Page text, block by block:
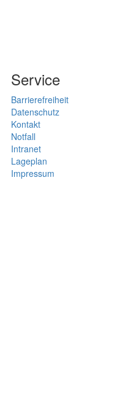
Service
Barrierefreiheit
Datenschutz
Kontakt
Notfall
Intranet
Lageplan
Impressum